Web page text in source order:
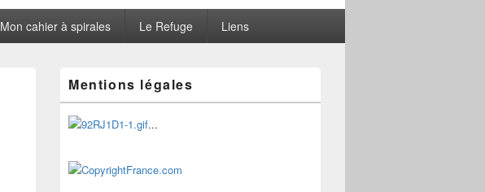
Mon cahier à spirales Le Refuge Liens
principale
de
widget
pour
barre
latérale
Mentions légales
...